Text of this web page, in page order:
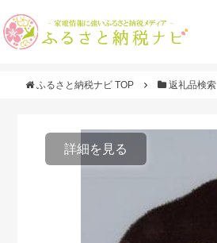
ふるさと納税ナビ TOP 返礼品検索
詳細を見る